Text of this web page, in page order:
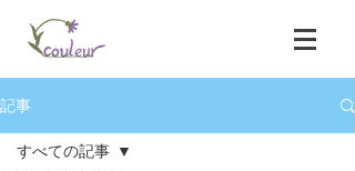
記事
すべての記事